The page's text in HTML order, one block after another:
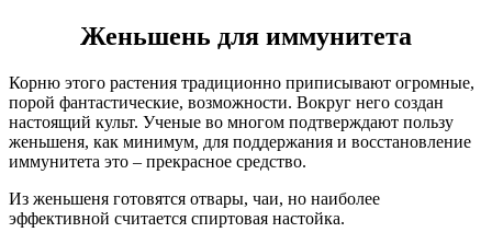
Женьшень для иммунитета
Корню этого растения традиционно приписывают огромные,
порой фантастические, возможности. Вокруг него создан
настоящий культ. Ученые во многом подтверждают пользу
женьшеня, как минимум, для поддержания и восстановление
иммунитета это – прекрасное средство.
Из женьшеня готовятся отвары, чаи, но наиболее
эффективной считается спиртовая настойка.